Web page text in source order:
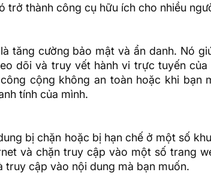
thành công cụ hữu ích cho nhiều
tăng cường bảo mật và ẩn danh. Nó
dõi và truy vết hành vi trực tuyến
cộng không an toàn hoặc khi bạn
tính của mình.
bị chặn hoặc bị hạn chế ở một số
và chặn truy cập vào một số trang
cập vào nội dung mà bạn muốn.